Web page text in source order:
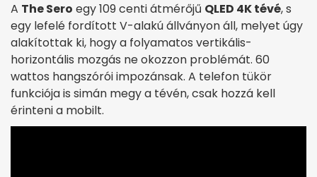
A The Sero egy 109 centi átmérőjű QLED 4K tévé, s
egy lefelé fordított V-alakú állványon áll, melyet úgy
alakítottak ki, hogy a folyamatos vertikális-
horizontális mozgás ne okozzon problémát. 60
wattos hangszórói impozánsak. A telefon tükör
funkciója is simán megy a tévén, csak hozzá kell
érinteni a mobilt.